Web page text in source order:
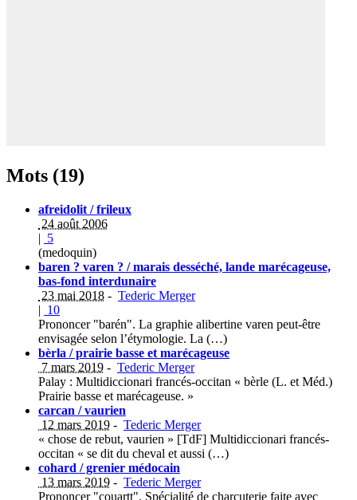
Mots (19)
afreidolit / frileux
24 août 2006
| 5
(medoquin)
baren ? varen ? / marais desséché, lande marécageuse,
bas-fond interdunaire
23 mai 2018 - Tederic Merger
| 10
Prononcer "barén". La graphie alibertine varen peut-être
envisagée selon l’étymologie. La (…)
bèrla / prairie basse et marécageuse
7 mars 2019 - Tederic Merger
Palay : Multidiccionari francés-occitan « bèrle (L. et Méd.)
Prairie basse et marécageuse. »
carcan / vaurien
12 mars 2019 - Tederic Merger
« chose de rebut, vaurien » [TdF] Multidiccionari francés-
occitan « se dit du cheval et aussi (…)
cohard / grenier médocain
13 mars 2019 - Tederic Merger
Prononcer "couartt". Spécialité de charcuterie faite avec